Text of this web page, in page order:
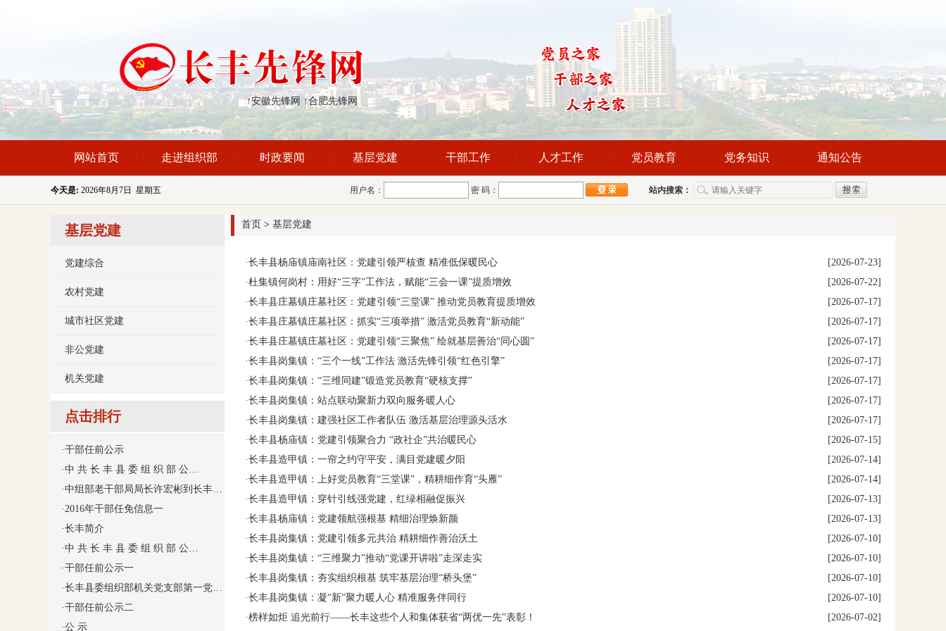
↑安徽先锋网 ↑合肥先锋网
网站首页 走进组织部 时政要闻 基层党建 干部工作 人才工作 党员教育 党务知识 通知公告
今天是: 2026年8月7日 星期五 用户名： 密 码： 站内搜索：
基层党建
党建综合
农村党建
城市社区党建
非公党建
机关党建
点击排行
·干部任前公示
·中 共 长 丰 县 委 组 织 部 公…
·中组部老干部局局长许宏彬到长丰…
·2016年干部任免信息一
·长丰简介
·中 共 长 丰 县 委 组 织 部 公…
·干部任前公示一
·长丰县委组织部机关党支部第一党…
·干部任前公示二
·公 示
首页 > 基层党建
·长丰县杨庙镇庙南社区：党建引领严核查 精准低保暖民心
[2026-07-23]
·杜集镇何岗村：用好“三字”工作法，赋能“三会一课”提质增效
[2026-07-22]
·长丰县庄墓镇庄墓社区：党建引领“三堂课” 推动党员教育提质增效
[2026-07-17]
·长丰县庄墓镇庄墓社区：抓实“三项举措” 激活党员教育“新动能”
[2026-07-17]
·长丰县庄墓镇庄墓社区：党建引领“三聚焦” 绘就基层善治“同心圆”
[2026-07-17]
·长丰县岗集镇：“三个一线”工作法 激活先锋引领“红色引擎”
[2026-07-17]
·长丰县岗集镇：“三维同建”锻造党员教育“硬核支撑”
[2026-07-17]
·长丰县岗集镇：站点联动聚新力双向服务暖人心
[2026-07-17]
·长丰县岗集镇：建强社区工作者队伍 激活基层治理源头活水
[2026-07-17]
·长丰县杨庙镇：党建引领聚合力 “政社企”共治暖民心
[2026-07-15]
·长丰县造甲镇：一帘之约守平安，满目党建暖夕阳
[2026-07-14]
·长丰县造甲镇：上好党员教育“三堂课”，精耕细作育“头雁”
[2026-07-14]
·长丰县造甲镇：穿针引线强党建，红绿相融促振兴
[2026-07-13]
·长丰县杨庙镇：党建领航强根基 精细治理焕新颜
[2026-07-13]
·长丰县岗集镇：党建引领多元共治 精耕细作善治沃土
[2026-07-10]
·长丰县岗集镇：“三维聚力”推动“党课开讲啦”走深走实
[2026-07-10]
·长丰县岗集镇：夯实组织根基 筑牢基层治理“桥头堡”
[2026-07-10]
·长丰县岗集镇：凝“新”聚力暖人心 精准服务伴同行
[2026-07-10]
·榜样如炬 追光前行——长丰这些个人和集体获省“两优一先”表彰！ [2026-07-02]